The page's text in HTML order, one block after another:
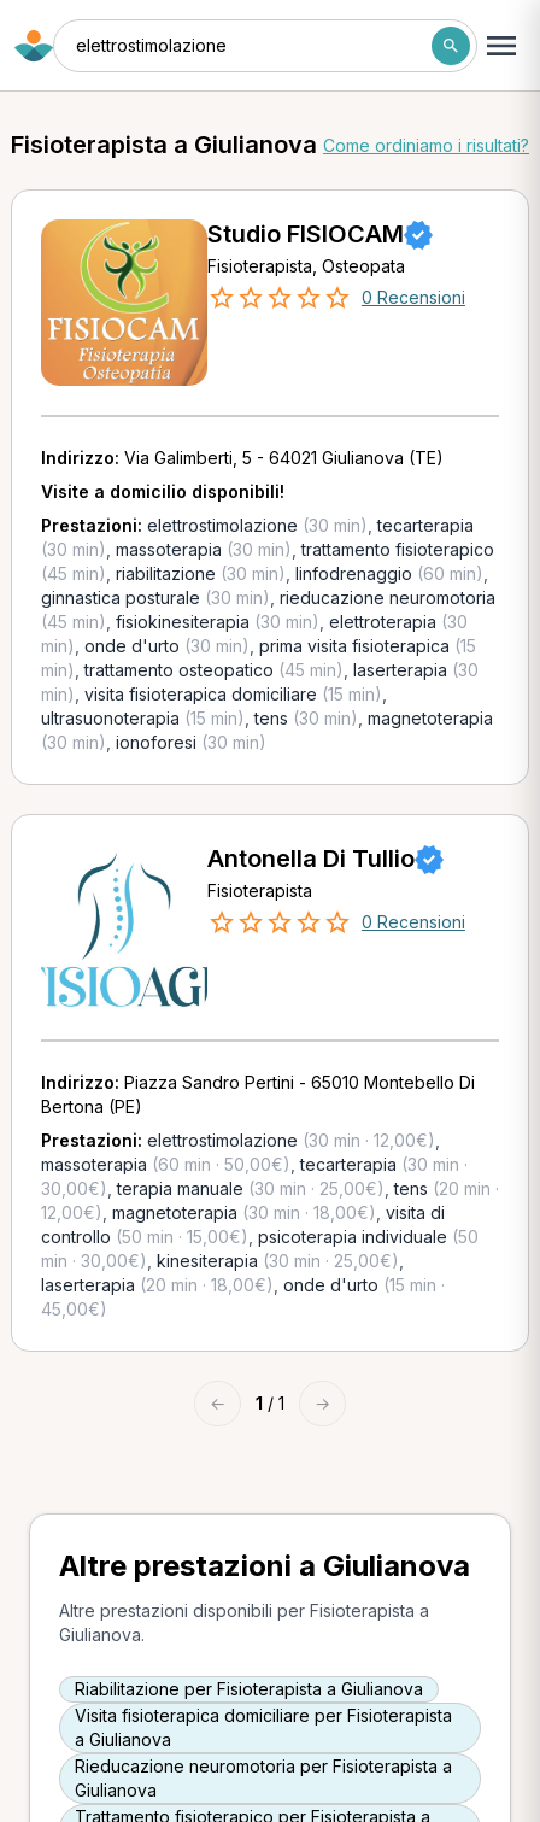
elettrostimolazione
Fisioterapista a Giulianova Come ordiniamo i risultati?
Studio FISIOCAM
Fisioterapista, Osteopata
0 Recensioni
Indirizzo: Via Galimberti, 5 - 64021 Giulianova (TE)
Visite a domicilio disponibili!
Prestazioni: elettrostimolazione (30 min) ,tecarterapia
(30 min) massoterapia (30 min) ,trattamento fisioterapico
(45 min) riabilitazione (30 min) linfodrenaggio (60 min)
ginnastica posturale (30 min) rieducazione neuromotoria
(45 min) fisiokinesiterapia (30 min) elettroterapia (30
min) onde d'urto (30 min) prima visita fisioterapica (15
min) ,trattamento osteopatico (45 min) laserterapia (30
min) visita fisioterapica domiciliare (15 min)
ultrasuonoterapia (15 min) ,tens (30 min) magnetoterapia
(30 min) ionoforesi (30 min)
Antonella Di Tullio
Fisioterapista
0 Recensioni
Indirizzo: Piazza Sandro Pertini - 65010 Montebello Di
Bertona (PE)
Prestazioni: elettrostimolazione (30 min · 12,00€)
massoterapia (60 min · 50,00€) ,tecarterapia (30 min ·
30,00€) ,terapia manuale (30 min · 25,00€) ,tens (20 min ·
12,00€) magnetoterapia (30 min · 18,00€) visita di
controllo (50 min · 15,00€) psicoterapia individuale (50
min · 30,00€) kinesiterapia (30 min · 25,00€)
laserterapia (20 min · 18,00€) onde d'urto (15 min ·
45,00€)
← 1 / 1 →
Altre prestazioni a Giulianova
Altre prestazioni disponibili per Fisioterapista a
Giulianova.
Riabilitazione per Fisioterapista a Giulianova
Visita fisioterapica domiciliare per Fisioterapista
a Giulianova
Rieducazione neuromotoria per Fisioterapista a
Giulianova
Trattamento fisioterapico per Fisioterapista a